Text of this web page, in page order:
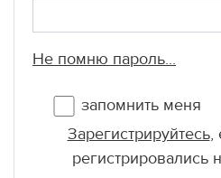
Не помню пароль...
запомнить меня
Зарегистрируйтесь,
регистрировались